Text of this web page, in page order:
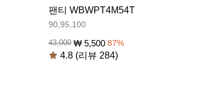
팬티 WBWPT4M54T
90,95,100
43,000 ₩5,500 87%
4.8 (리뷰 284)